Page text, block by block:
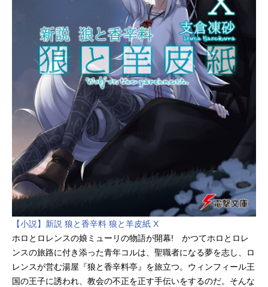
【小説】新説 狼と香辛料 狼と羊皮紙 X
ホロとロレンスの娘ミューリの物語が開幕! かつてホロとロレ
ンスの旅路に付き添った⻘年コルは、聖職者になる夢を志し、ロ
レンスが営む湯屋『狼と香辛料亭』を旅立つ。ウィンフィール王
国の王子に誘われ、教会の不正を正す手伝いをするのだ。そんな